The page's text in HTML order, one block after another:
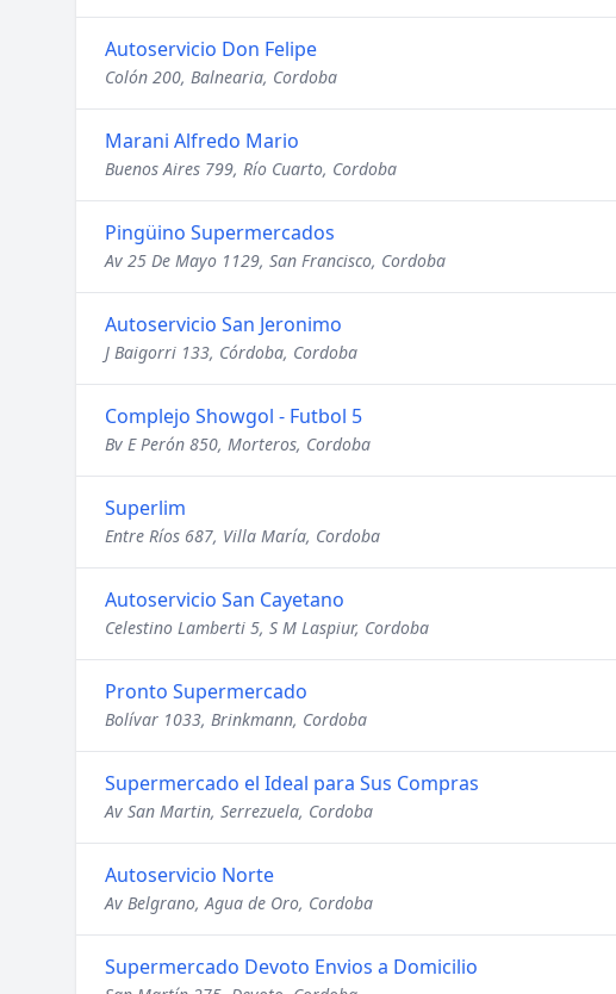
Autoservicio Don Felipe
Colón 200, Balnearia, Cordoba
Marani Alfredo Mario
Buenos Aires 799, Río Cuarto, Cordoba
Pingüino Supermercados
Av 25 De Mayo 1129, San Francisco, Cordoba
Autoservicio San Jeronimo
J Baigorri 133, Córdoba, Cordoba
Complejo Showgol - Futbol 5
Bv E Perón 850, Morteros, Cordoba
Superlim
Entre Ríos 687, Villa María, Cordoba
Autoservicio San Cayetano
Celestino Lamberti 5, S M Laspiur, Cordoba
Pronto Supermercado
Bolívar 1033, Brinkmann, Cordoba
Supermercado el Ideal para Sus Compras
Av San Martin, Serrezuela, Cordoba
Autoservicio Norte
Av Belgrano, Agua de Oro, Cordoba
Supermercado Devoto Envios a Domicilio